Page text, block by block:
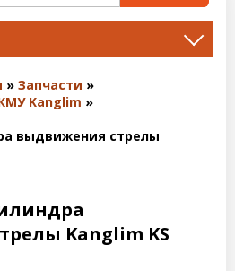
Запчасти
Kanglim
выдвижения стрелы
Kanglim KS